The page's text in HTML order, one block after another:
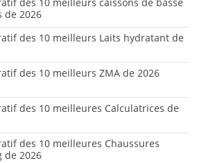
de 2026
des 10 meilleurs Laits hydratant de
des 10 meilleurs ZMA de 2026
des 10 meilleures Calculatrices de
des 10 meilleures Chaussures
de 2026